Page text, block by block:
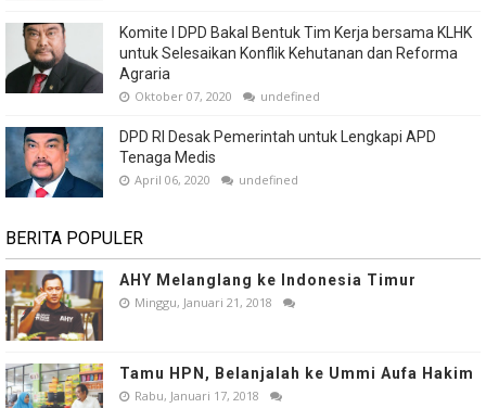
Komite I DPD Bakal Bentuk Tim Kerja bersama KLHK
untuk Selesaikan Konflik Kehutanan dan Reforma
Agraria
Oktober 07, 2020 undefined
DPD RI Desak Pemerintah untuk Lengkapi APD
Tenaga Medis
April 06, 2020 undefined
BERITA POPULER
AHY Melanglang ke Indonesia Timur
Minggu, Januari 21, 2018
Tamu HPN, Belanjalah ke Ummi Aufa Hakim
Rabu, Januari 17, 2018